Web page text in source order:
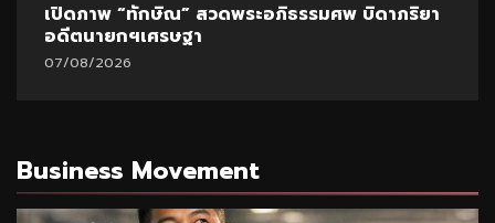
ปูด!ข้อมูลใหม่สอบท้องถิ่น อ้างพบชื่อ “อนุทิน” โยง
มหา’ลัย
07/08/2026
Business Movement